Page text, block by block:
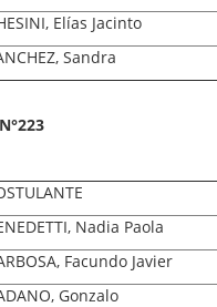
Elías Jacinto
Sandra
Nadia Paola
Facundo Javier
Gonzalo